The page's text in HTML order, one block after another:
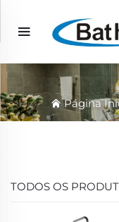
Página
TODOS OS